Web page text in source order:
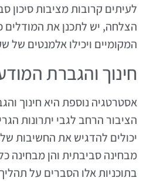
לעיתים קרובות מציבות סיכון
הצלחה, יש לתכנן את המודלים
המקומיים ויכילו אלמנטים של
חינוך והגברת
אסטרטגיה נוספת היא חינוך
הציבור הרחב לגבי יתרונות
יכולים להדגיש את החשיבות
מבחינה סביבתית והן מבחינה
בתוכניות אלו הסברים על